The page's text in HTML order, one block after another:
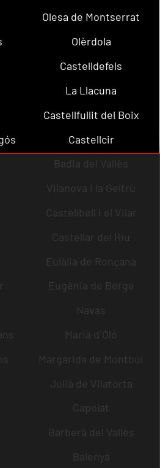
Olesa de Montserrat
Olèrdola
Castelldefels
La Llacuna
Castellfullit del Boix
Castellcir
Badia del Vallès
Vilanova i la Geltrú
Castellbell i el Vilar
Castellar del Riu
Eulàlia de Ronçana
Eugènia de Berga
Navas
Maria d´Oló
Margarida de Montbui
Julià de Vilatorta
Capolat
Barberà del Vallès
Balenyà